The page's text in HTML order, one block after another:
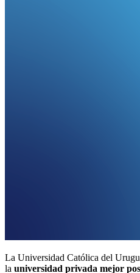
La Universidad Católica del
la universidad privada mejor